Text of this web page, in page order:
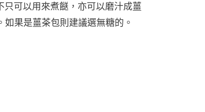
可以用來煮餸，亦可以磨汁成薑
果是薑茶包則建議選無糖的。